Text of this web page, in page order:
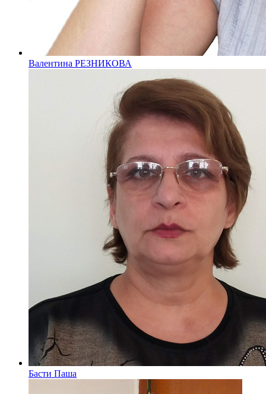
Валентина РЕЗНИКОВА
Басти Паша